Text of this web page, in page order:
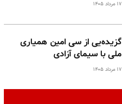
۱۷ مرداد ۱۴۰۵
گزیده‌یی از سی امین همیاری
ملی با سیمای آزادی
۱۷ مرداد ۱۴۰۵